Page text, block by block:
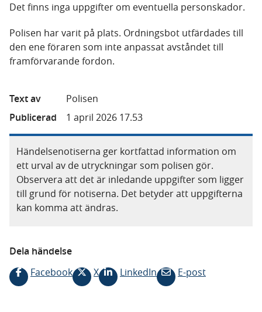
Det finns inga uppgifter om eventuella personskador.
Polisen har varit på plats. Ordningsbot utfärdades till
den ene föraren som inte anpassat avståndet till
framförvarande fordon.
Text av
Polisen
Publicerad
1 april 2026 17.53
Händelsenotiserna ger kortfattad information om
ett urval av de utryckningar som polisen gör.
Observera att det är inledande uppgifter som ligger
till grund för notiserna. Det betyder att uppgifterna
kan komma att ändras.
Dela händelse
Facebook
X LinkedIn E-post